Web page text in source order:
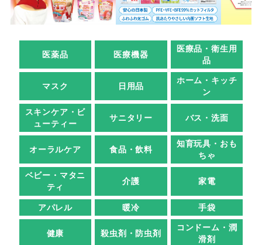
医薬品 医療機器
医療品・衛生用
品
マスク 日用品
ホーム・キッチ
ン
スキンケア・ビ
ューティー
サニタリー バス・洗面
オーラルケア 食品・飲料
知育玩具・おも
ちゃ
ベビー・マタニ
ティ
介護 家電
アパレル 暖冷 手袋
健康 殺虫剤・防虫剤
コンドーム・潤
滑剤